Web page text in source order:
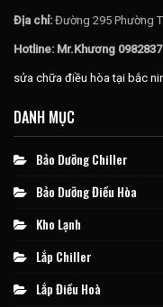
Địa chỉ: Đường 295 Phường
Hotline: Mr.Khương
sửa chữa điều hòa tại bắc
DANH MỤC
Bảo Dưỡng Chiller
Bảo Dưỡng Điều Hòa
Kho Lạnh
Lắp Chiller
Lắp Điều Hoà